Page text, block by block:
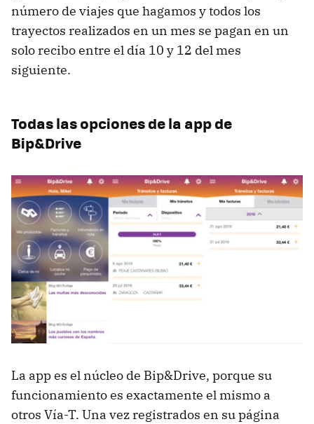
número de viajes que hagamos y todos los
trayectos realizados en un mes se pagan en un
solo recibo entre el día 10 y 12 del mes
siguiente.
Todas las opciones de la app de
Bip&Drive
La app es el núcleo de Bip&Drive, porque su
funcionamiento es exactamente el mismo a
otros Vía-T. Una vez registrados en su página